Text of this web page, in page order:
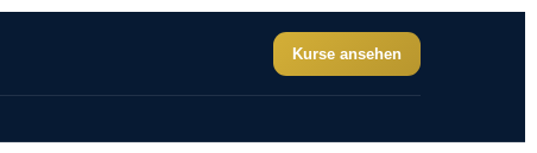
Kurse ansehen